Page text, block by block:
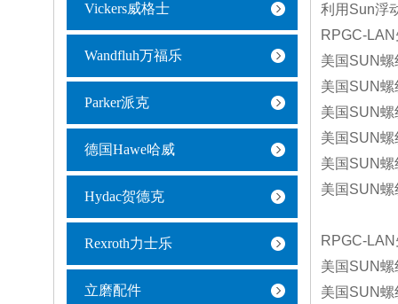
Vickers威格士
Wandfluh万福乐
Parker派克
德国Hawe哈威
Hydac贺德克
Rexroth力士乐
立磨配件
利用Sun浮
RPGC-
美国SUN
美国SUN
美国SUN
美国SUN
美国SUN
美国SUN
RPGC-
美国SUN
美国SUN